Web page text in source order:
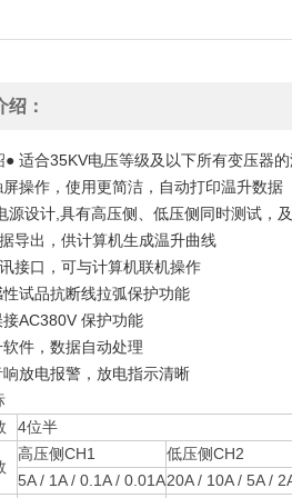
绍：
● 适合35KV电压等级及以下所有变压器
操作，使用更简洁，自动打印温升数据
源设计,具有高压侧、低压侧同时测试，
导出，供计算机生成温升曲线
接口，可与计算机联机操作
试品抗断线拉弧保护功能
AC380V 保护功能
件，数据自动处理
放电报警，放电指示清晰
4位半
高压侧CH1
低压侧CH2
5A / 1A / 0.1A / 0.01A20A / 10A / 5A /